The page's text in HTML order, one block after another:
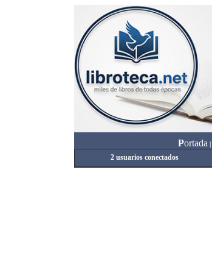
Portada
2 usuarios conectados